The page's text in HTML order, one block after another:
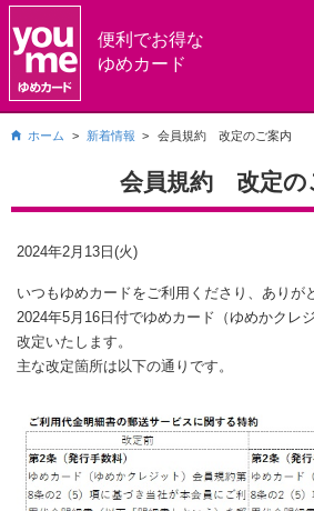
便利でお得な
ゆめカード
ホーム 新着情報 会員規約 改定のご案内
会員規約 改定の
2024年2月13日(火)
いつもゆめカードをご利用くださり、ありが
2024年5月16日付でゆめカード（ゆめかクレ
改定いたします。
主な改定箇所は以下の通りです。